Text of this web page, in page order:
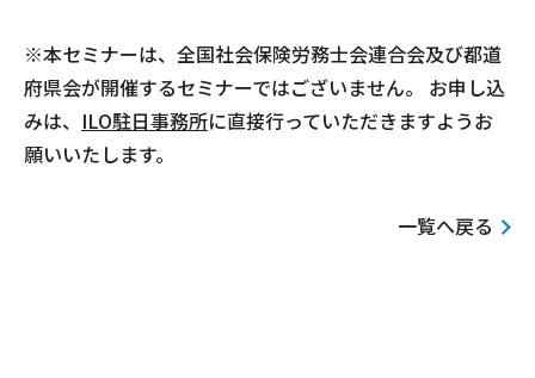
※本セミナーは、全国社会保険労務士会連合会及び都道
府県会が開催するセミナーではございません。 お申し込
みは、 ILO駐日事務所に直接行っていただきますようお
願いいたします。
一覧へ戻る